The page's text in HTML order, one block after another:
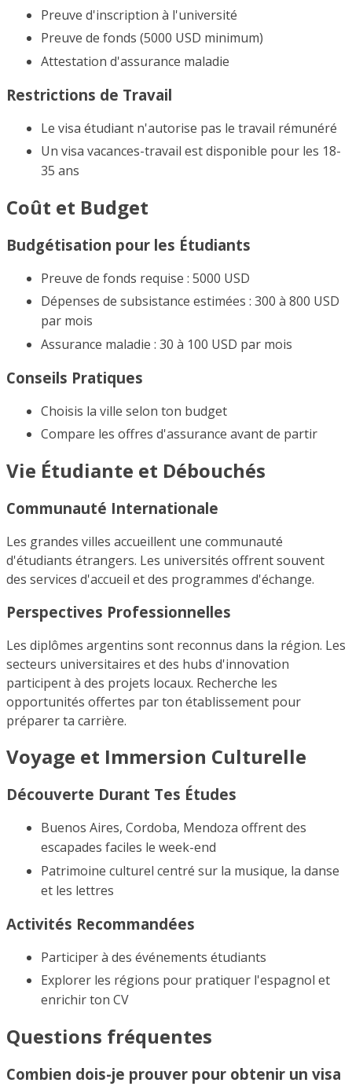
Preuve d'inscription à l'université
Preuve de fonds (5000 USD minimum)
Attestation d'assurance maladie
Restrictions de Travail
Le visa étudiant n'autorise pas le travail rémunéré
Un visa vacances-travail est disponible pour les 18-
35 ans
Coût et Budget
Budgétisation pour les Étudiants
Preuve de fonds requise : 5000 USD
Dépenses de subsistance estimées : 300 à 800 USD
par mois
Assurance maladie : 30 à 100 USD par mois
Conseils Pratiques
Choisis la ville selon ton budget
Compare les offres d'assurance avant de partir
Vie Étudiante et Débouchés
Communauté Internationale
Les grandes villes accueillent une communauté
d'étudiants étrangers. Les universités offrent souvent
des services d'accueil et des programmes d'échange.
Perspectives Professionnelles
Les diplômes argentins sont reconnus dans la région. Les
secteurs universitaires et des hubs d'innovation
participent à des projets locaux. Recherche les
opportunités offertes par ton établissement pour
préparer ta carrière.
Voyage et Immersion Culturelle
Découverte Durant Tes Études
Buenos Aires, Cordoba, Mendoza offrent des
escapades faciles le week-end
Patrimoine culturel centré sur la musique, la danse
et les lettres
Activités Recommandées
Participer à des événements étudiants
Explorer les régions pour pratiquer l'espagnol et
enrichir ton CV
Questions fréquentes
Combien dois-je prouver pour obtenir un visa